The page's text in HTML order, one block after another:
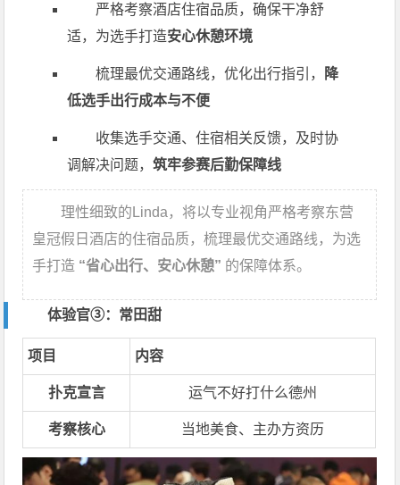
严格考察酒店住宿品质，确保干净舒
适，为选手打造安心休憩环境
梳理最优交通路线，优化出行指引，
降
低选手出行成本与不便
收集选手交通、住宿相关反馈，及时协
调解决问题，筑牢参赛后勤保障线
理性细致的Linda，将以专业视角严格考察东营
皇冠假日酒店的住宿品质，梳理最优交通路线，为选
手打造 “省心出行、安心休憩” 的保障体系。
体验官③：常田甜
项目 内容
扑克宣言 运气不好打什么德州
考察核心 当地美食、主办方资历